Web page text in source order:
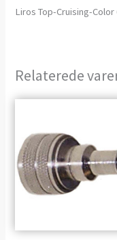
Liros Top-Cruising-Color
Relaterede